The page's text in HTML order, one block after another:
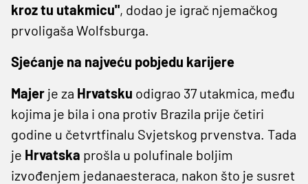
kroz tu utakmicu", dodao je igrač njemačkog
prvoligaša Wolfsburga.
Sjećanje na najveću pobjedu karijere
Majer je za Hrvatsku odigrao 37 utakmica, među
kojima je bila i ona protiv Brazila prije četiri
godine u četvrtfinalu Svjetskog prvenstva. Tada
je Hrvatska prošla u polufinale boljim
izvođenjem jedanaesteraca, nakon što je susret